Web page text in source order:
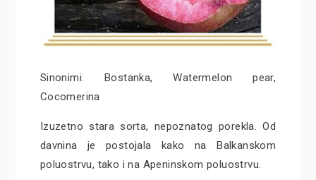
Sinonimi: Bostanka, Watermelon pear,
Cocomerina
Izuzetno stara sorta, nepoznatog porekla. Od
davnina je postojala kako na Balkanskom
poluostrvu, tako i na Apeninskom poluostrvu.